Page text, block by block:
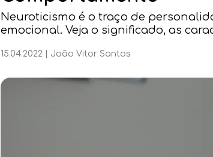
Neuroticismo é o traço de
emocional. Veja o significado, as
15.04.2022 João Vitor Santos